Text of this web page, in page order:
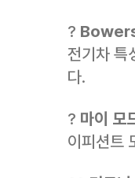
?
전기차 특
다.
? 마이 모
이피션트